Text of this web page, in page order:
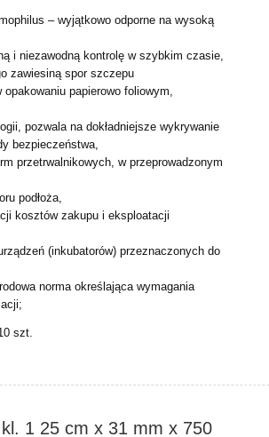
– wyjątkowo odporne na wysoką
i niezawodną kontrolę w szybkim czasie,
zawiesiną spor szczepu
papierowo foliowym,
pozwala na dokładniejsze wykrywanie
bezpieczeństwa,
przetrwalnikowych, w przeprowadzonym
podłoża,
kosztów zakupu i eksploatacji
(inkubatorów) przeznaczonych do
norma określająca wymagania
szt.
1 25 cm x 31 mm x 750